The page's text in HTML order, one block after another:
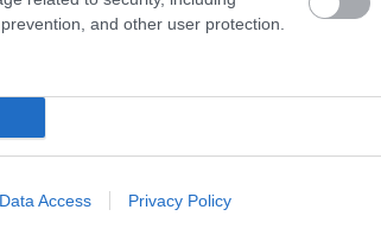
and other user protection.
Data Access Privacy Policy
étterem Tokióban,
ők is maximum
A tagság pedig
Fotó:
Tovább
58komment
english
északi konyha
francia konyha
holland konyha